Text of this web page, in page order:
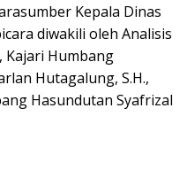
Kepala Dinas
diwakili oleh Analisis
Kajari Humbang
Hutagalung, S.H.,
Hasundutan Syafrizal